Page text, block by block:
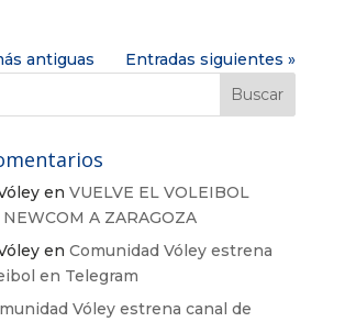
antiguas Entradas siguientes »
en VUELVE EL VOLEIBOL
A ZARAGOZA
en Comunidad Vóley estrena
en Telegram
Vóley estrena canal de